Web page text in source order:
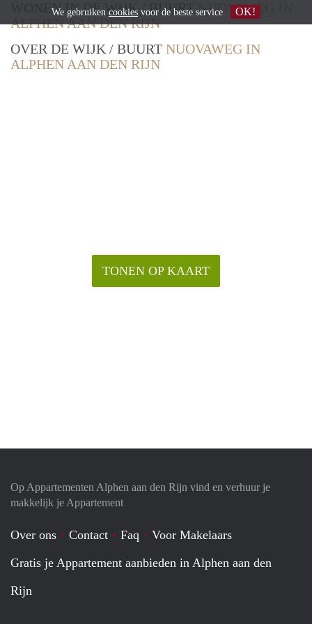
WONEN IN DE WIJK / BUURTNUOVAWEG IN
ALPHEN AAN DEN RIJN
OVER DE WIJK / BUURT NUOVAWEG IN
ALPHEN AAN DEN RIJN
TONEN OP KAART
Op Appartementen Alphen aan den Rijn vind en verhuur je
makkelijk je Appartement
Over ons Contact Faq
Voor Makelaars
Gratis je Appartement aanbieden in Alphen aan den
Rijn
We gebruiken cookies voor de beste service OK!